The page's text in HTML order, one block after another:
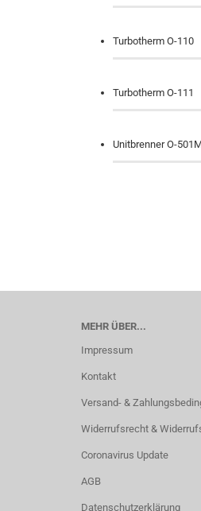
Turbotherm O-110
Turbotherm O-111
Unitbrenner O-
MEHR ÜBER...
Impressum
Kontakt
Versand- &
Widerrufsrecht &
Coronavirus Update
AGB
Datenschutzerklärung